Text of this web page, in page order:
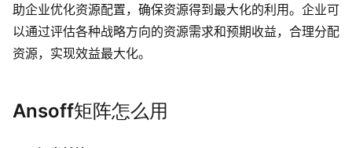
助企业优化资源配置，确保资源得到最大化的利用。企业可
以通过评估各种战略方向的资源需求和预期收益，合理分配
资源，实现效益最大化。
Ansoff矩阵怎么用